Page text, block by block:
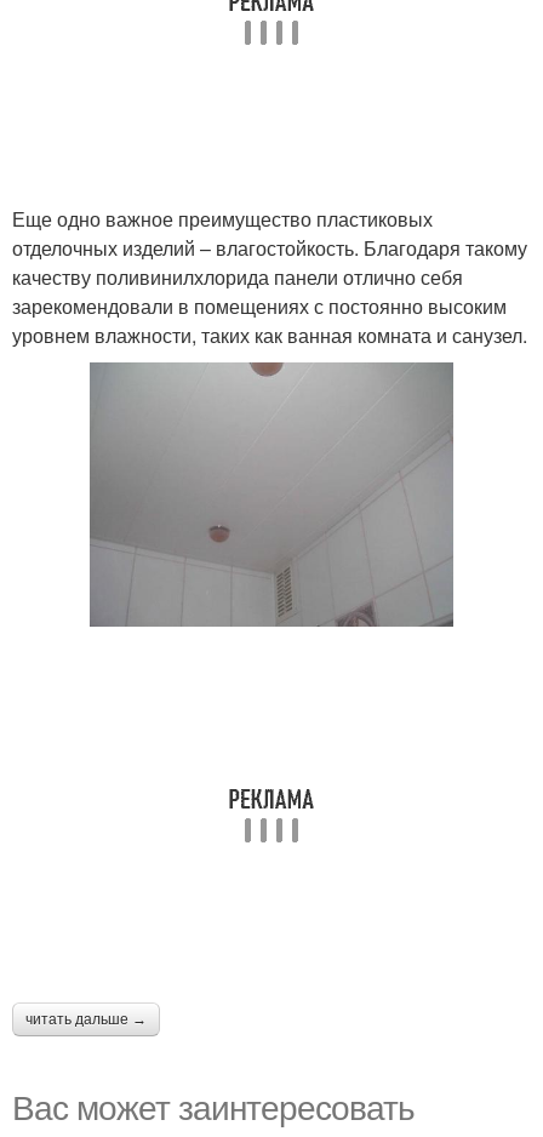
Еще одно важное преимущество пластиковых
отделочных изделий – влагостойкость. Благодаря такому
качеству поливинилхлорида панели отлично себя
зарекомендовали в помещениях с постоянно высоким
уровнем влажности, таких как ванная комната и санузел.
читать дальше →
Вас может заинтересовать